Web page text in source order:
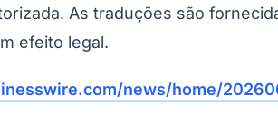
As traduções são
efeito legal.
news/home/